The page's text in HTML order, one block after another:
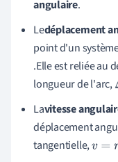
angulaire.
Ledéplacement
point d'un
.Elle est reliée au
longueur de l'arc,
Lavitesse
déplacement
tangentielle,v=rω